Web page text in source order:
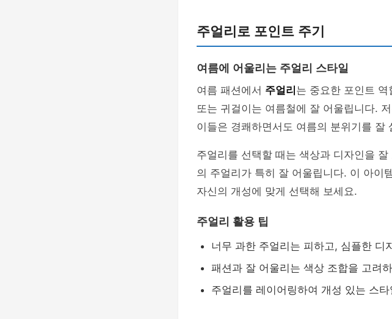
주얼리로 포인트 주기
여름에 어울리는 주얼리 스타일
여름 패션에서 주얼리 는 중요한 포인트
또는 귀걸이는 여름철에 잘 어울립니다.
이들은 경쾌하면서도 여름의 분위기를 잘
주얼리를 선택할 때는 색상과 디자인을
의 주얼리가 특히 잘 어울립니다. 이 아이
자신의 개성에 맞게 선택해 보세요.
주얼리 활용 팁
너무 과한 주얼리는 피하고, 심플한 디
패션과 잘 어울리는 색상 조합을 고려
주얼리를 레이어링하여 개성 있는 스